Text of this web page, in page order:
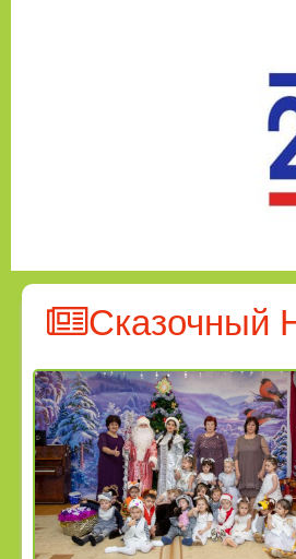
Сказочный